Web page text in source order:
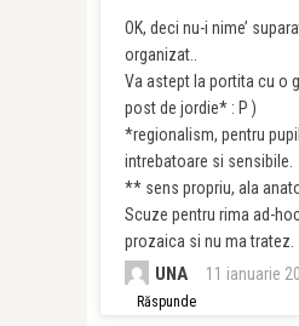
OK, deci nu-i nime’
organizat..
Va astept la portita cu o
post de jordie* : P )
*regionalism, pentru
intrebatoare si sensibile.
** sens propriu, ala
Scuze pentru rima ad-
prozaica si nu ma tratez.
UNA 11 ianuarie
Răspunde